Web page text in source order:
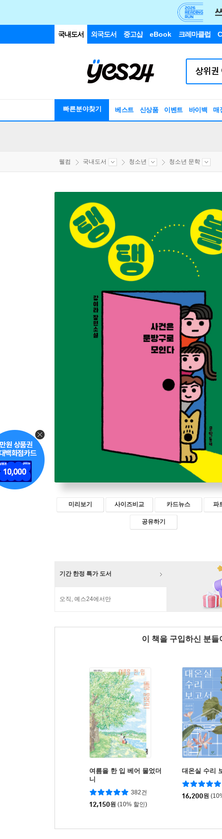
국내도서 외국도서 중고샵 eBook 크레마클럽
빠른분야찾기 베스트 신상품 이벤트 바이백 매
웰컴 국내도서 청소년 청소년 문학
미리보기 사이즈비교 카드뉴스 파
공유하기
기간 한정 특가 도서
오직, 예스24에서만
이 책을 구입하신 분
여름을 한 입 베어 물었더
니
382건
12,150원 (10% 할인)
대온실 수리
16,200원